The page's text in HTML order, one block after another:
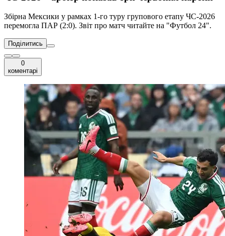
Збірна Мексики у рамках 1-го туру групового етапу ЧС-2026
перемогла ПАР (2:0). Звіт про матч читайте на "Футбол 24".
Поділитись
0
коментарі